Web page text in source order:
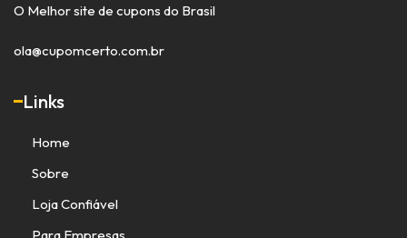
O Melhor site de cupons do Brasil
ola@cupomcerto.com.br
Links
Home
Sobre
Loja Confiável
Para Empresas